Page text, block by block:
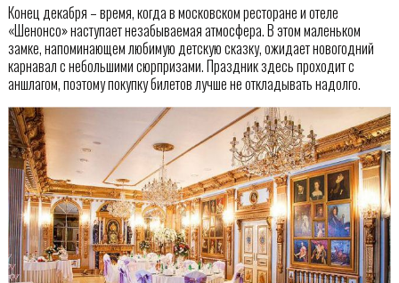
Конец декабря – время, когда в московском ресторане и отеле
«Шенонсо» наступает незабываемая атмосфера. В этом маленьком
замке, напоминающем любимую детскую сказку, ожидает новогодний
карнавал с небольшими сюрпризами. Праздник здесь проходит с
аншлагом, поэтому покупку билетов лучше не откладывать надолго.